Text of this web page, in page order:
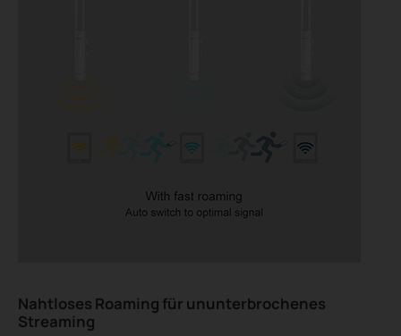
Nahtloses Roaming für ununterbrochenes
Streaming